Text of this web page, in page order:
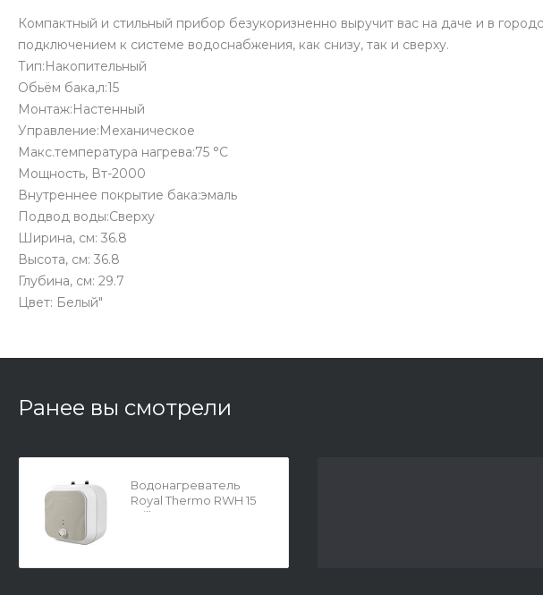
Компактный и стильный прибор безукоризненно выручит вас на даче и в
подключением к системе водоснабжения, как снизу, так и сверху.
Тип:Накопительный
Обьём бака,л:15
Монтаж:Настенный
Управление:Механическое
Макс.температура нагрева:75 °C
Мощность, Вт-2000
Внутреннее покрытие бака:эмаль
Подвод воды:Сверху
Ширина, см: 36.8
Высота, см: 36.8
Глубина, см: 29.7
Цвет: Белый"
Ранее вы смотрели
Водонагреватель
Royal Thermo RWH 15
Stilla U под раковину